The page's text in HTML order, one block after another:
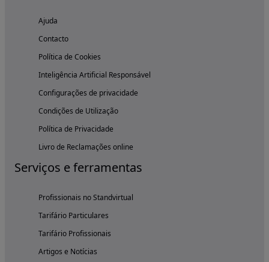
Ajuda
Contacto
Política de Cookies
Inteligência Artificial Responsável
Configurações de privacidade
Condições de Utilização
Política de Privacidade
Livro de Reclamações online
Serviços e ferramentas
Profissionais no Standvirtual
Tarifário Particulares
Tarifário Profissionais
Artigos e Notícias